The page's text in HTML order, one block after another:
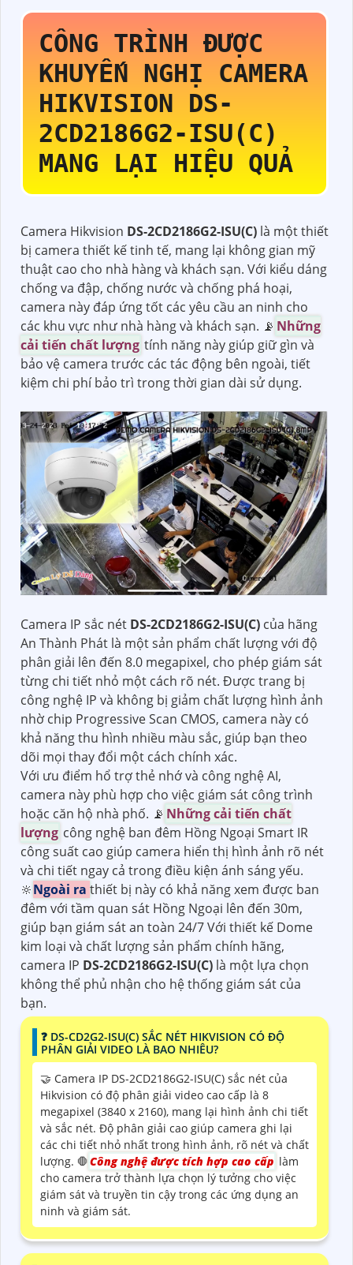
CÔNG TRÌNH ĐƯỢC
KHUYẾN NGHỊ CAMERA
HIKVISION DS-
2CD2186G2-ISU(C)
MANG LẠI HIỆU QUẢ
Camera Hikvision DS-2CD2186G2-ISU(C) là một thiết
bị camera thiết kế tinh tế, mang lại không gian mỹ
thuật cao cho nhà hàng và khách sạn. Với kiểu dáng
chống va đập, chống nước và chống phá hoại,
camera này đáp ứng tốt các yêu cầu an ninh cho
các khu vực như nhà hàng và khách sạn. 📡 Những
cải tiến chất lượng tính năng này giúp giữ gìn và
bảo vệ camera trước các tác động bên ngoài, tiết
kiệm chi phí bảo trì trong thời gian dài sử dụng.
Camera IP sắc nét DS-2CD2186G2-ISU(C) của hãng
An Thành Phát là một sản phẩm chất lượng với độ
phân giải lên đến 8.0 megapixel, cho phép giám sát
từng chi tiết nhỏ một cách rõ nét. Được trang bị
công nghệ IP và không bị giảm chất lượng hình ảnh
nhờ chip Progressive Scan CMOS, camera này có
khả năng thu hình nhiều màu sắc, giúp bạn theo
dõi mọi thay đổi một cách chính xác.
Với ưu điểm hổ trợ thẻ nhớ và công nghệ AI,
camera này phù hợp cho việc giám sát công trình
hoặc căn hộ nhà phố. 📡 Những cải tiến chất
lượng công nghệ ban đêm Hồng Ngoại Smart IR
công suất cao giúp camera hiển thị hình ảnh rõ nét
và chi tiết ngay cả trong điều kiện ánh sáng yếu.
🔆Ngoài ra thiết bị này có khả năng xem được ban
đêm với tầm quan sát Hồng Ngoại lên đến 30m,
giúp bạn giám sát an toàn 24/7 Với thiết kế Dome
kim loại và chất lượng sản phẩm chính hãng,
camera IP DS-2CD2186G2-ISU(C) là một lựa chọn
không thể phủ nhận cho hệ thống giám sát của
bạn.
❓ DS-CD2G2-ISU(C) SẮC NÉT HIKVISION CÓ ĐỘ
PHÂN GIẢI VIDEO LÀ BAO NHIÊU?
🤝 Camera IP DS-2CD2186G2-ISU(C) sắc nét của
Hikvision có độ phân giải video cao cấp là 8
megapixel (3840 x 2160), mang lại hình ảnh chi tiết
và sắc nét. Độ phân giải cao giúp camera ghi lại
các chi tiết nhỏ nhất trong hình ảnh, rõ nét và chất
lượng. 🛑Công nghệ được tích hợp cao cấp làm
cho camera trở thành lựa chọn lý tưởng cho việc
giám sát và truyền tin cậy trong các ứng dụng an
ninh và giám sát.